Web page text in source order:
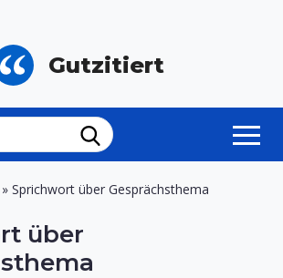
Gutzitiert
» Sprichwort über Gesprächsthema
über